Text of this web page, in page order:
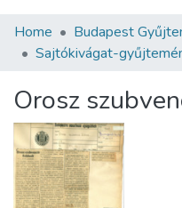
Communities &
Statistics
About us
Home Budapest
Sajtókivágat-
Orosz